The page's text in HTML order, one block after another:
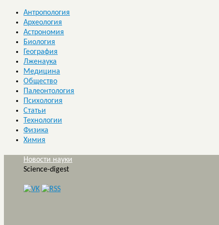
Антропология
Археология
Астрономия
Биология
География
Лженаука
Медицина
Общество
Палеонтология
Психология
Статьи
Технологии
Физика
Химия
Новости науки
Science-digest